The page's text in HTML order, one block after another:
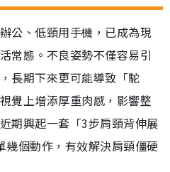
公、低頸用手機，已成為現
常態。不良姿勢不僅容易引
長期下來更可能導致「駝
覺上增添厚重肉感，影響整
期興起一套「3步肩頸背伸展
個動作，有效解決肩頸僵硬